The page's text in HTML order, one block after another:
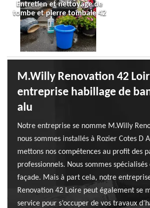
Entretien et nettoyage de
tombe et pierre tombale 42
M.Willy Renovation 42
entreprise habillage de
alu
Notre entreprise se nomme M.Willy
nous sommes installés à Rozier Cotes D
mettons nos compétences au profit des
professionnels. Nous sommes
façade. Mais à part cela, notre
Renovation 42 Loire peut également se
service pour s’occuper de vos travaux